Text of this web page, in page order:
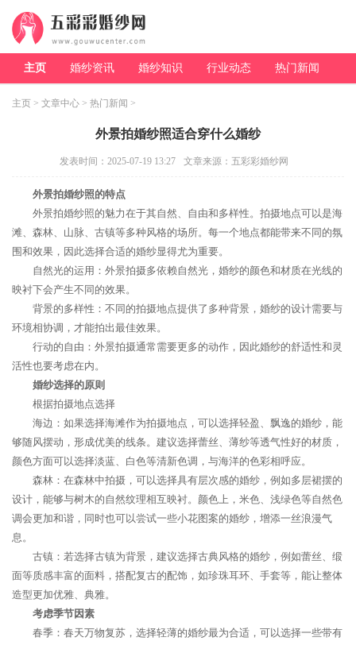
主页 婚纱资讯 婚纱知识 行业动态 热门新闻
主页 > 文章中心 > 热门新闻 >
外景拍婚纱照适合穿什么婚纱
发表时间：2025-07-19 13:27 文章来源：五彩彩婚纱网
外景拍婚纱照的特点
外景拍婚纱照的魅力在于其自然、自由和多样性。拍摄地点可以是海
滩、森林、山脉、古镇等多种风格的场所。每一个地点都能带来不同的氛
围和效果，因此选择合适的婚纱显得尤为重要。
自然光的运用：外景拍摄多依赖自然光，婚纱的颜色和材质在光线的
映衬下会产生不同的效果。
背景的多样性：不同的拍摄地点提供了多种背景，婚纱的设计需要与
环境相协调，才能拍出最佳效果。
行动的自由：外景拍摄通常需要更多的动作，因此婚纱的舒适性和灵
活性也要考虑在内。
婚纱选择的原则
根据拍摄地点选择
海边：如果选择海滩作为拍摄地点，可以选择轻盈、飘逸的婚纱，能
够随风摆动，形成优美的线条。建议选择蕾丝、薄纱等透气性好的材质，
颜色方面可以选择淡蓝、白色等清新色调，与海洋的色彩相呼应。
森林：在森林中拍摄，可以选择具有层次感的婚纱，例如多层裙摆的
设计，能够与树木的自然纹理相互映衬。颜色上，米色、浅绿色等自然色
调会更加和谐，同时也可以尝试一些小花图案的婚纱，增添一丝浪漫气
息。
古镇：若选择古镇为背景，建议选择古典风格的婚纱，例如蕾丝、缎
面等质感丰富的面料，搭配复古的配饰，如珍珠耳环、手套等，能让整体
造型更加优雅、典雅。
考虑季节因素
春季：春天万物复苏，选择轻薄的婚纱最为合适，可以选择一些带有